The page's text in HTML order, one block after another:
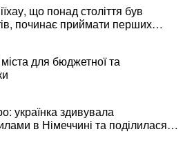
що понад століття був
починає приймати перших
для бюджетної та
українка здивувала
в Німеччині та поділилася